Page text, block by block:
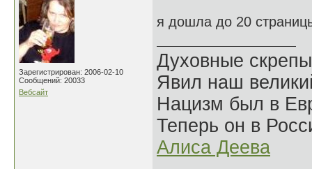
Зарегистрирован: 2006-02-10
Сообщений: 20033
Вебсайт
я дошла до 20
Духовные
Явил наш
Нацизм был в
Теперь он в
Алиса Деева